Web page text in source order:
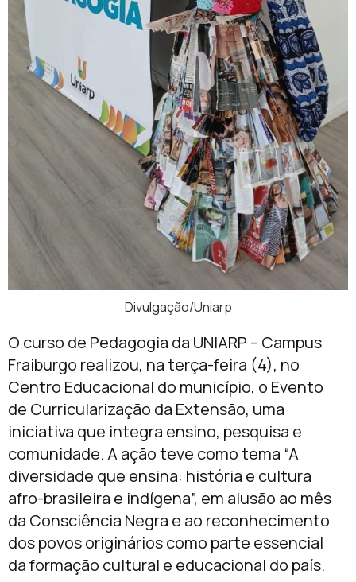
Divulgação/Uniarp
O curso de Pedagogia da UNIARP – Campus
Fraiburgo realizou, na terça-feira (4), no
Centro Educacional do município, o Evento
de Curricularização da Extensão, uma
iniciativa que integra ensino, pesquisa e
comunidade. A ação teve como tema “A
diversidade que ensina: história e cultura
afro-brasileira e indígena”, em alusão ao mês
da Consciência Negra e ao reconhecimento
dos povos originários como parte essencial
da formação cultural e educacional do país.